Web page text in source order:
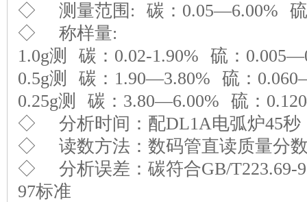
◇ 测量范围: 碳：0.05—6.00% 硫
◇ 称样量:
1.0g测 碳：0.02-1.90% 硫：
0.5g测 碳：1.90—3.80% 硫：
0.25g测 碳：3.80—6.00% 硫：
◇ 分析时间：配DL1A电弧炉45秒
◇ 读数方法：数码管直读质量分
◇ 分析误差：碳符合GB/T223.69-
97标准